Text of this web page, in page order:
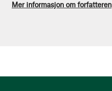
Mer informasjon om forfatteren